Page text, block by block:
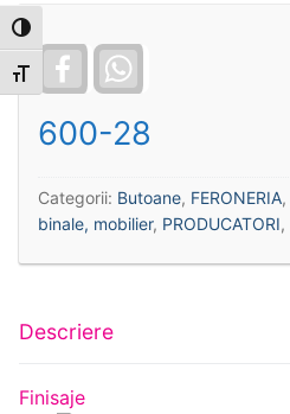
Toggle High Contrast
Toggle Font size
Facebook
600-28
Categorii: Butoane, FERONERIA,
binale, mobilier, PRODUCATORI,
Descriere
Finisaje